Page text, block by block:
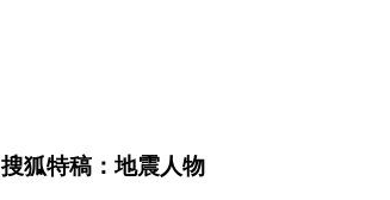
搜狐特稿：地震人物